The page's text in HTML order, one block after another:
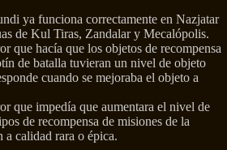
ya funciona correctamente en Nazjatar
de Kul Tiras, Zandalar y Mecalópolis.
que hacía que los objetos de recompensa
de batalla tuvieran un nivel de objeto
cuando se mejoraba el objeto a
que impedía que aumentara el nivel de
de recompensa de misiones de la
a calidad rara o épica.